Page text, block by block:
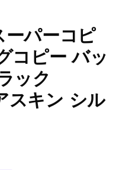
パーコピ
コピー バッ
ック
スキン シル